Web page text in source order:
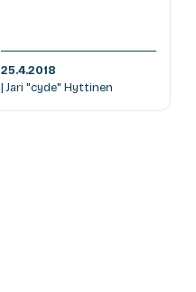
25.4.2018
| Jari "cyde" Hyttinen